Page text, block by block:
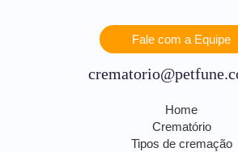
Fale com a Equipe
Home
Crematório
Tipos de cremação